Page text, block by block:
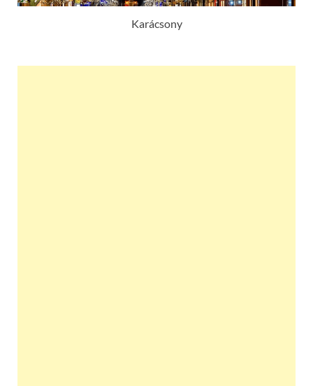
Karácsony